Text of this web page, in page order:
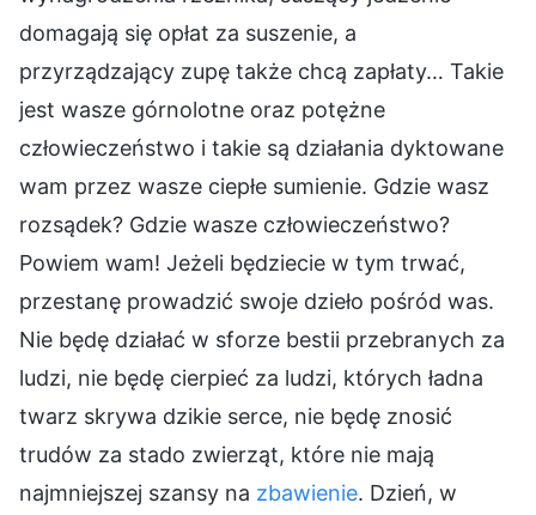
domagają się opłat za suszenie, a
przyrządzający zupę także chcą zapłaty… Takie
jest wasze górnolotne oraz potężne
człowieczeństwo i takie są działania dyktowane
wam przez wasze ciepłe sumienie. Gdzie wasz
rozsądek? Gdzie wasze człowieczeństwo?
Powiem wam! Jeżeli będziecie w tym trwać,
przestanę prowadzić swoje dzieło pośród was.
Nie będę działać w sforze bestii przebranych za
ludzi, nie będę cierpieć za ludzi, których ładna
twarz skrywa dzikie serce, nie będę znosić
trudów za stado zwierząt, które nie mają
najmniejszej szansy na zbawienie. Dzień, w